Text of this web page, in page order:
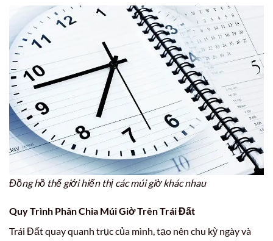
Đồng hồ thế giới hiển thị các múi giờ khác nhau
Quy Trình Phân Chia Múi Giờ Trên Trái Đất
Trái Đất quay quanh trục của mình, tạo nên chu kỳ ngày và